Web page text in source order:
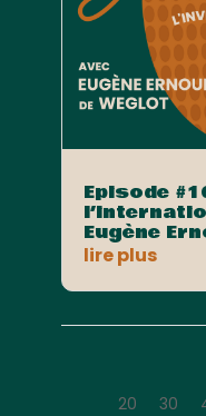
Episode
Eugène
lire plus
20
30